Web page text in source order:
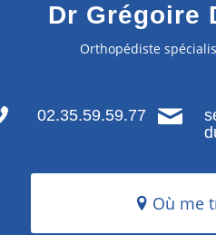
Dr Grégoire
Orthopédiste
02.35.59.59.77
Où me